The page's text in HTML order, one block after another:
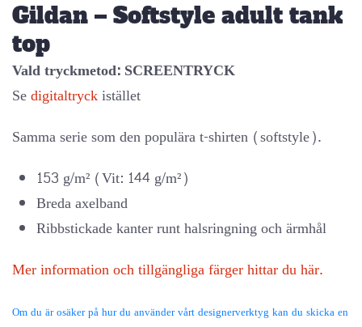
Gildan – Softstyle adult tank
top
Vald tryckmetod: SCREENTRYCK
Sedigitaltryckistället
Samma serie som den populära t-shirten (softstyle).
153 g/m² (Vit: 144 g/m²)
Breda axelband
Ribbstickade kanter runt halsringning och ärmhål
Mer information och tillgängliga färger hittar du här.
Om du är osäker på hur du använder vårt designerverktyg kan du skicka en